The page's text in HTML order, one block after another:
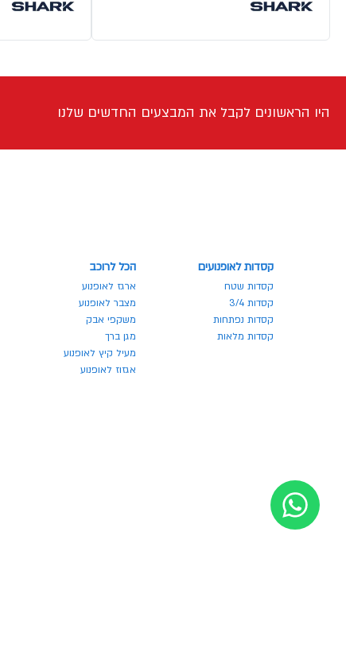
היו הראשונים לקבל את המבצעים החדשים שלנו
קסדות לאופנועים
קסדות שטח
קסדות 3/4
קסדות נפתחות
קסדות מלאות
הכל לרוכב
ארגז לאופנוע
מצבר לאופנוע
משקפי אבק
מגן ברך
מעיל קיץ לאופנוע
אגזוז לאופנוע